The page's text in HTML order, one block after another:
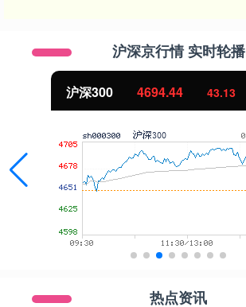
沪深京行情 实时轮播
北证50 1134.24 11.37
热点资讯